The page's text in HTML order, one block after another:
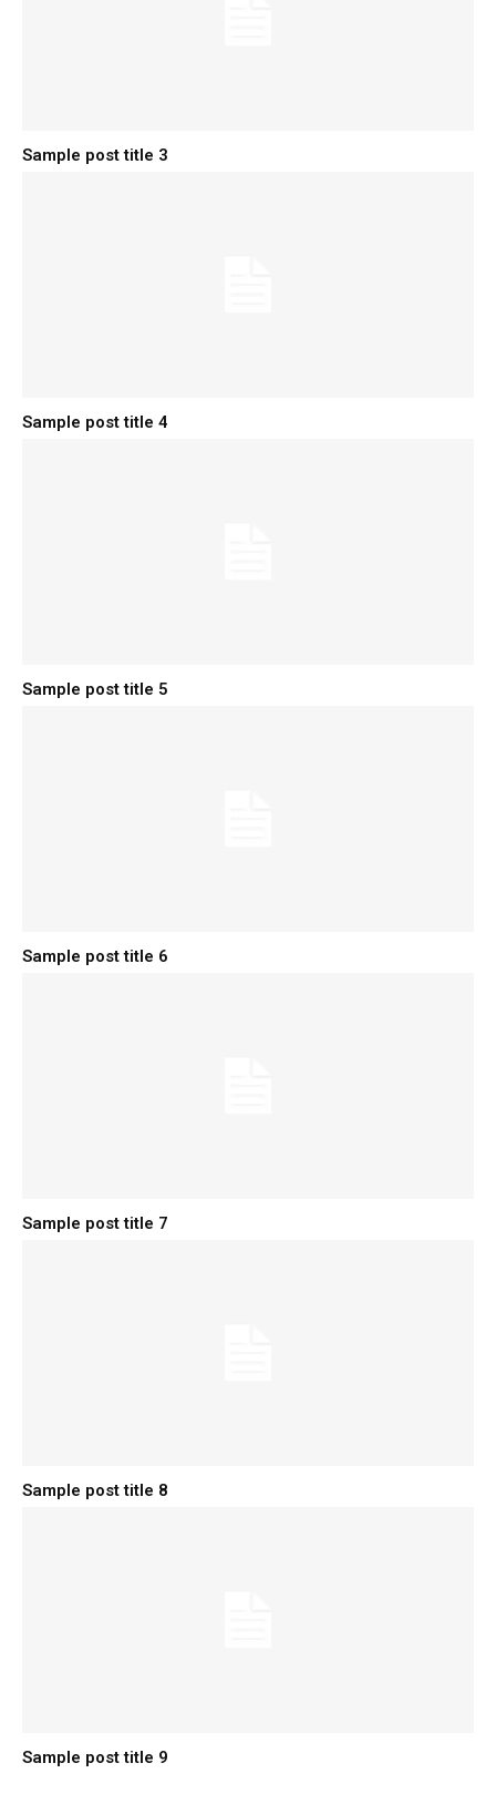
Sample post title 3
Sample post title 4
Sample post title 5
Sample post title 6
Sample post title 7
Sample post title 8
Sample post title 9